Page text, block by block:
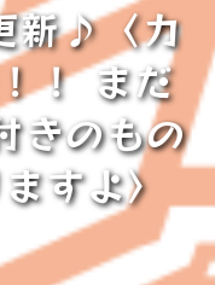
新♪〈カ
！ まだ
きのもの
すよ〉